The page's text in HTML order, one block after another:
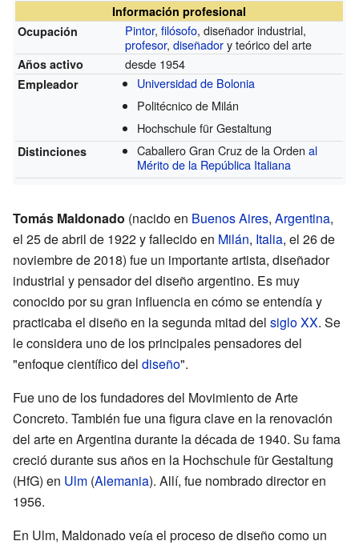
Información profesional
Ocupación
Pintor,filósofo, diseñador industrial,
profesor,diseñadory teórico del arte
Años activo desde 1954
Empleador
Universidad de Bolonia
Politécnico de Milán
Hochschule für Gestaltung
Distinciones Caballero Gran Cruz de la Orden al
Mérito de la República Italiana
Tomás Maldonado (nacido en Buenos Aires, Argentina,
el 25 de abril de 1922 y fallecido en Milán, Italia, el 26 de
noviembre de 2018) fue un importante artista, diseñador
industrial y pensador del diseño argentino. Es muy
conocido por su gran influencia en cómo se entendía y
practicaba el diseño en la segunda mitad del siglo XX. Se
le considera uno de los principales pensadores del
"enfoque científico del diseño".
Fue uno de los fundadores del Movimiento de Arte
Concreto. También fue una figura clave en la renovación
del arte en Argentina durante la década de 1940. Su fama
creció durante sus años en la Hochschule für Gestaltung
(HfG) en Ulm (Alemania). Allí, fue nombrado director en
1956.
En Ulm, Maldonado veía el proceso de diseño como un